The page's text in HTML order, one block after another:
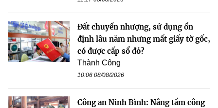
Đất chuyển nhượng, sử dụng ổn
định lâu năm nhưng mất giấy tờ gốc,
có được cấp sổ đỏ?
Thành Công
10:06 08/08/2026
Công an Ninh Bình: Nâng tầm công